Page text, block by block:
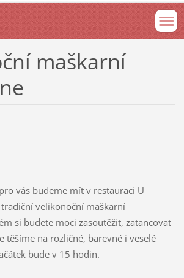
maškarní
vás budeme mít v restauraci U
velikonoční maškarní
si budete moci zasoutěžit, zatancovat
těšíme na rozličné, barevné i veselé
bude v 15 hodin.